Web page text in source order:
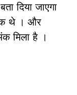
दिया जाएगा
थे । और
मिला है ।